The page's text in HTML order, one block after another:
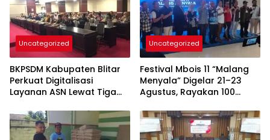
Uncategorized
BKPSDM Kabupaten Blitar
Perkuat Digitalisasi
Layanan ASN Lewat Tiga
Uncategorized
Festival Mbois 11 “Malang
Menyala” Digelar 21–23
Agustus, Rayakan 100
dan Status UNESCO